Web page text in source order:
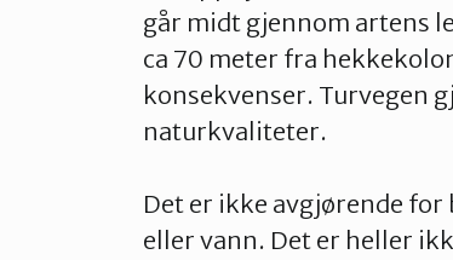
går midt gjennom artens
ca 70 meter fra
konsekvenser. Turvegen
naturkvaliteter.
Det er ikke avgjørende for
eller vann. Det er heller